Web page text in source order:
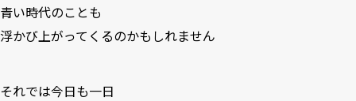
青い時代のことも
浮かび上がってくるのかもしれません
それでは今日も一日